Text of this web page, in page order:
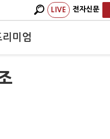
LIVE 전자신문
리미엄